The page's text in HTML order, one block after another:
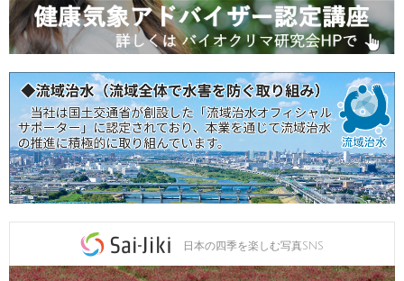
日本の四季を楽しむ写真SNS